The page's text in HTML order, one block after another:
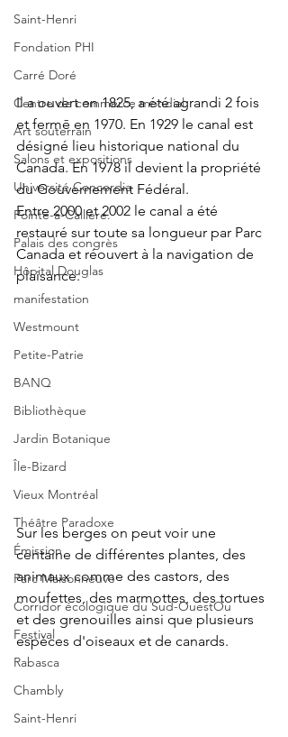
Saint-Henri
Fondation PHI
Carré Doré
Centre de commerce mondial
Art souterrain
Salons et expositions
Université Concordia
Pointe-à-Callière.
Palais des congrès
Hôpital Douglas
manifestation
Westmount
Petite-Patrie
BANQ
Bibliothèque
Jardin Botanique
Île-Bizard
Vieux Montréal
Théâtre Paradoxe
Émission
Parc Maisonneuve
Corridor écologique du Sud-OuestOu
Festival
Rabasca
Chambly
Saint-Henri
Il a ouvert en 1825, a été agrandi 2 fois
et fermē en 1970. En 1929 le canal est
désigné lieu historique national du
Canada. En 1978 il devient la propriété
du Gouvernement Fédéral.
Entre 2000 et 2002 le canal a été
restauré sur toute sa longueur par Parc
Canada et réouvert à la navigation de
plaisance.
Sur les berges on peut voir une
centaine de différentes plantes, des
animaux comme des castors, des
moufettes, des marmottes, des tortues
et des grenouilles ainsi que plusieurs
espèces d'oiseaux et de canards.